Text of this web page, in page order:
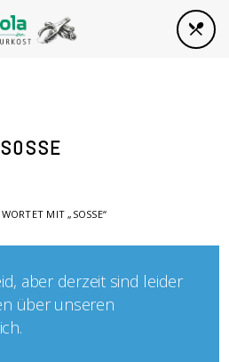
SOSSE
MIT „SOSSE“
aber derzeit sind leider
über unseren